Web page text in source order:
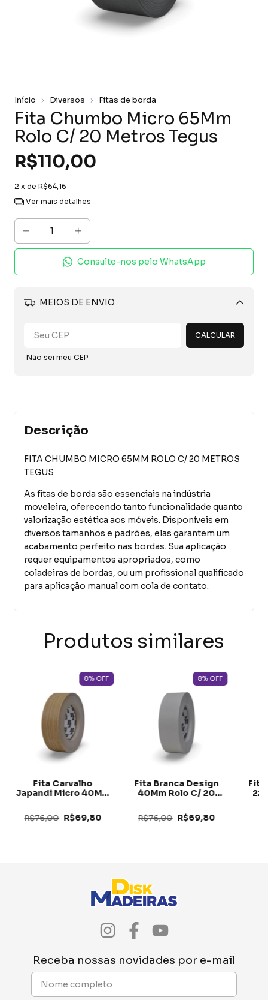
Início Diversos Fitas de borda
Fita Chumbo Micro 65Mm
Rolo C/ 20 Metros Tegus
R$110,00
2 x de R$64,16
Ver mais detalhes
Consulte-nos pelo WhatsApp
MEIOS DE ENVIO
Alterar CEP
CALCULAR
Não sei meu CEP
Descrição
FITA CHUMBO MICRO 65MM ROLO C/ 20 METROS
TEGUS
As fitas de borda são essenciais na indústria
moveleira, oferecendo tanto funcionalidade quanto
valorização estética aos móveis. Disponíveis em
diversos tamanhos e padrões, elas garantem um
acabamento perfeito nas bordas. Sua aplicação
requer equipamentos apropriados, como
coladeiras de bordas, ou um profissional qualificado
para aplicação manual com cola de contato.
Produtos similares
8% OFF
Fita Carvalho
Japandi Micro 40Mm
Tegus
R$76,00 R$69,80
8% OFF
Fita Branca Design
40Mm Rolo C/ 20
R$76,00 R$69,80
Fita
Receba nossas novidades por e-mail